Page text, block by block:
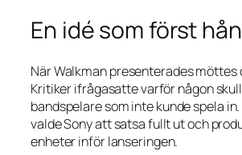
En idé som först
När Walkman presenterades möttes
Kritiker ifrågasatte varför någon
bandspelare som inte kunde spela
valde Sony att satsa fullt ut och
enheter inför lanseringen.